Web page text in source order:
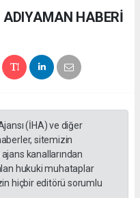
ADIYAMAN HABERİ
(İHA) ve diğer
sitemizin
kanallarından
hukuki muhataplar
hiçbir editörü sorumlu